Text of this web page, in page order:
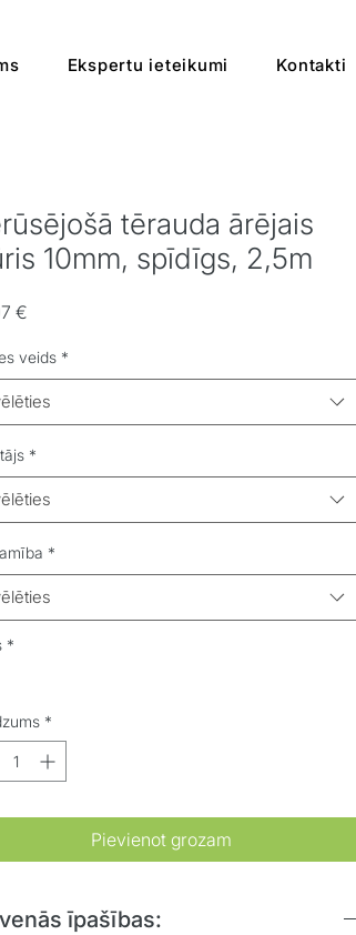
Ekspertu ieteikumi Kontakti
tērauda ārējais
10mm, spīdīgs, 2,5m
€
veids *
*
*
*
*
Pievienot grozam
īpašības: